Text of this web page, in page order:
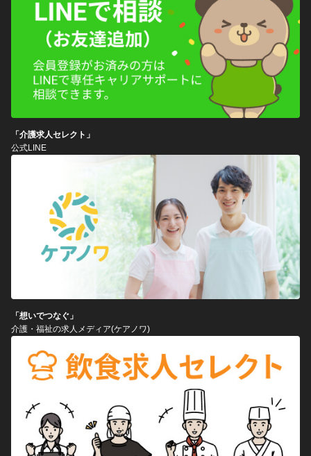
「介護求人セレクト」
公式LINE
「想いでつなぐ」
介護・福祉の求人メディア(ケアノワ)